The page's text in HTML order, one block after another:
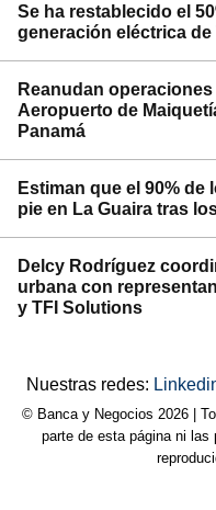
Se ha restablecido el
generación eléctrica
Reanudan
Aeropuerto de
Panamá
Estiman que el 90%
pie en La Guaira tras
Delcy Rodríguez
urbana con
y TFI Solutions
Nuestras redes:
© Banca y Negocios 2026 |
parte de esta página ni las